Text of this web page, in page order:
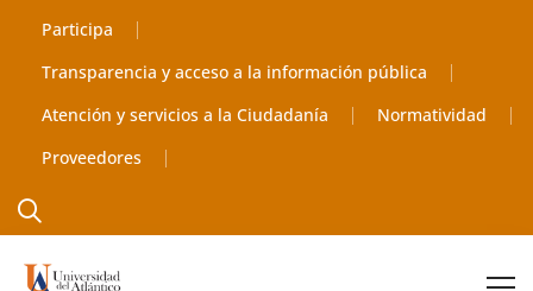
Participa
Transparencia y acceso a la información pública
Atención y servicios a la Ciudadanía
Normatividad
Proveedores